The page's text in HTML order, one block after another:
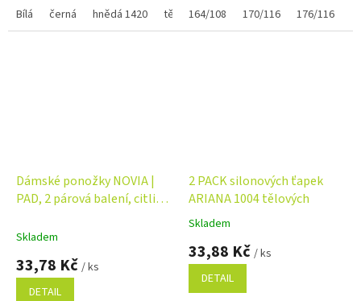
Bílá
černá hnědá 1420 tělová 1389 opálená 1340
164/108
170/116 176/116
Dámské ponožky NOVIA |
PAD, 2 párová balení, citlivý
Skladem
33,78 Kč / ks
DETAIL
2 PACK silonových ťapek
ARIANA 1004 tělových
Průměrné
produktu
5,0
Skladem
33,88 Kč / ks
DETAIL